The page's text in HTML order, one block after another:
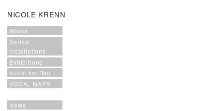
NICOLE KRENN
Works
Series/
Installations
Exhibitions
Kunst am Bau
VOCAL NAPS
News